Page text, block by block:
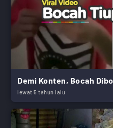
Demi Konten, Bocah
lewat 5 tahun lalu